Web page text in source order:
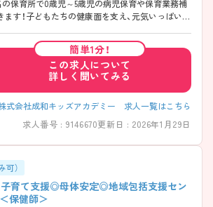
の保育所で0歳児～5歳児の病児保育や保育業務補
す！子どもたちの健康面を支え、元気いっぱいに
日120日と充実♪日祝が固定休みとなっているた
も立てやすくなっております◎ ご興味のある方
お伝えしますのでご連絡ください！
簡単1分！
この求人について
詳しく聞いてみる
式会社成和キッズアカデミー 求人一覧はこちら
求人番号 : 9146670更新日 : 2026年1月29日
可）
子育て支援◎母体安定◎地域包括支援セン
保健師＞